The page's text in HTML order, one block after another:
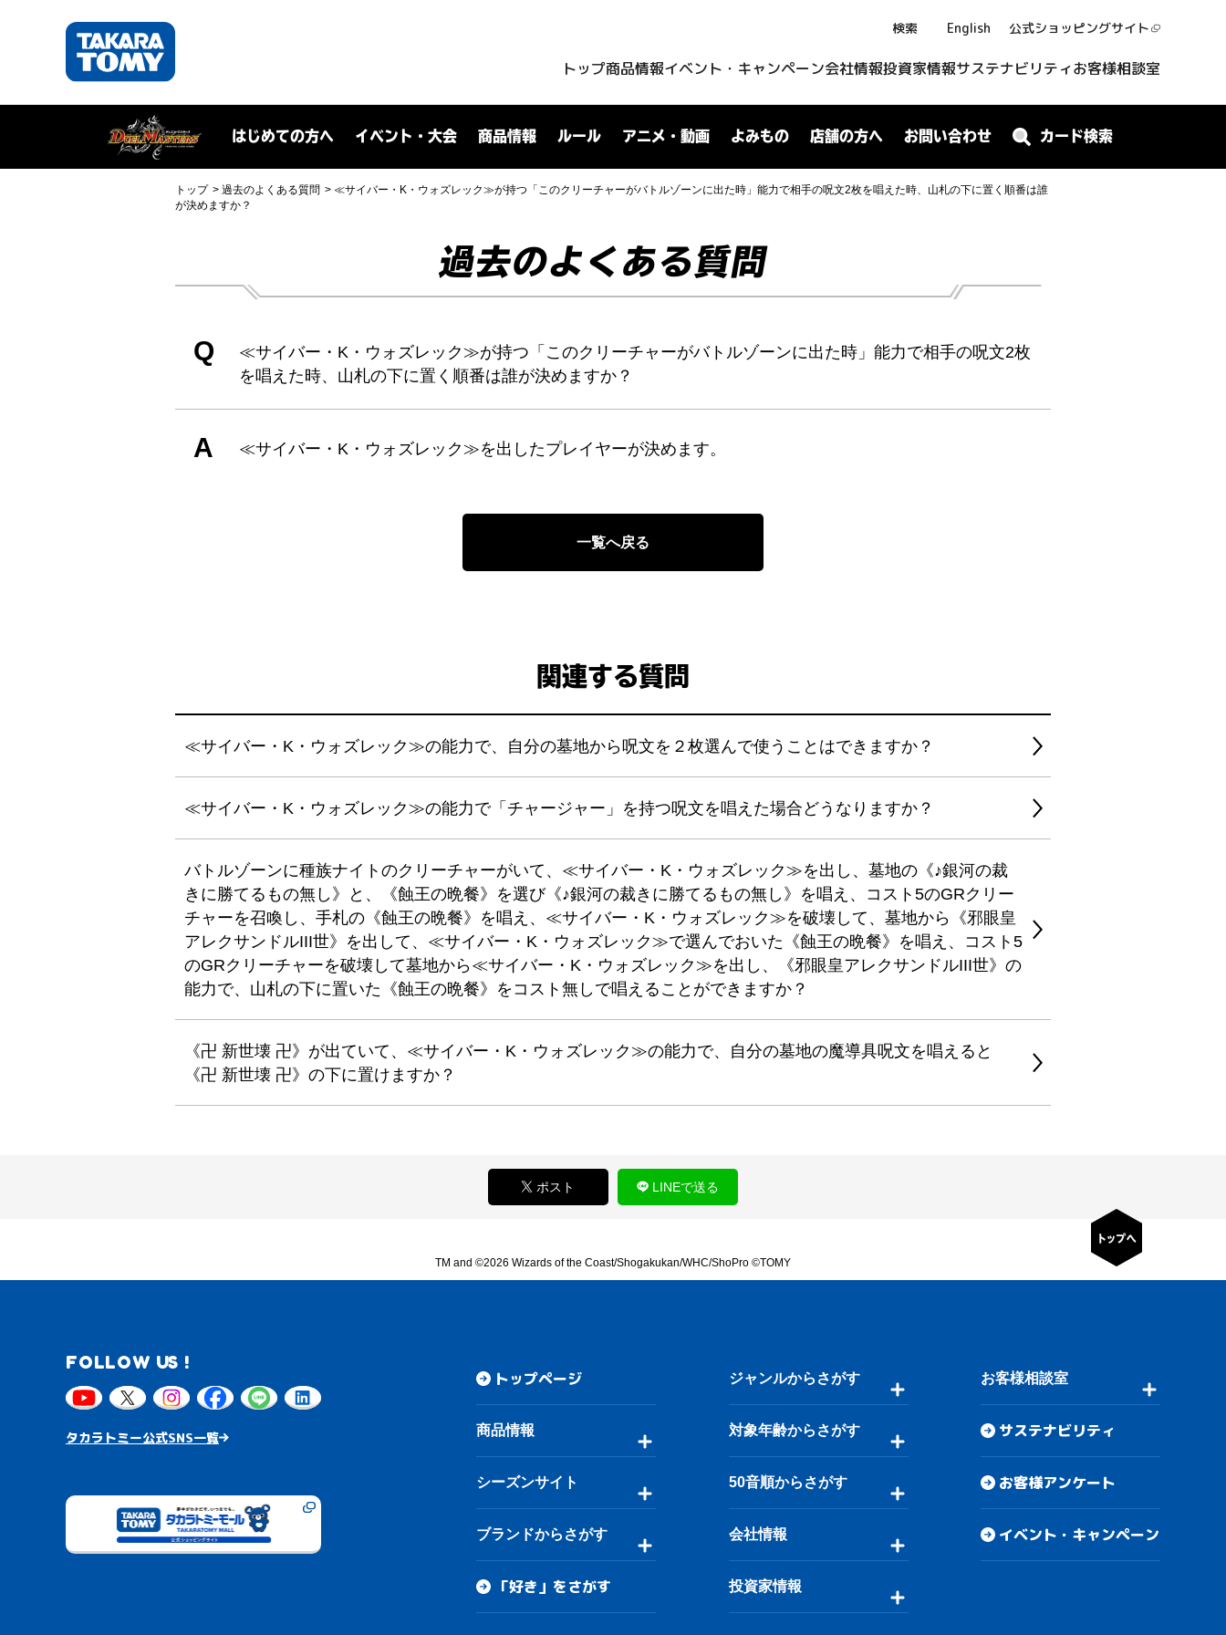
検索 English 公式ショッピングサイト
トップ商品情報イベント・キャンペーン会社情報投資家情報サステナビリティお客様相談室
はじめての方へ イベント・大会 商品情報 ルール アニメ・動画 よみもの 店舗の方へ お問い合わせ カード検索
トップ 過去のよくある質問
≪サイバー・K・ウォズレック≫が持つ「このクリーチャーがバトルゾーンに出た時」能力で相手の呪文2枚を唱えた時、山札の下に置く順番は誰
が決めますか？
過去のよくある質問
Q
≪サイバー・K・ウォズレック≫が持つ「このクリーチャーがバトルゾーンに出た時」能力で相手の呪文2枚
を唱えた時、山札の下に置く順番は誰が決めますか？
A ≪サイバー・K・ウォズレック≫を出したプレイヤーが決めます。
一覧へ戻る
関連する質問
≪サイバー・K・ウォズレック≫の能力で、自分の墓地から呪文を２枚選んで使うことはできますか？
≪サイバー・K・ウォズレック≫の能力で「チャージャー」を持つ呪文を唱えた場合どうなりますか？
バトルゾーンに種族ナイトのクリーチャーがいて、≪サイバー・K・ウォズレック≫を出し、墓地の《♪銀河の裁
きに勝てるもの無し》と、《蝕王の晩餐》を選び《♪銀河の裁きに勝てるもの無し》を唱え、コスト5のGRクリー
チャーを召喚し、手札の《蝕王の晩餐》を唱え、≪サイバー・K・ウォズレック≫を破壊して、墓地から《邪眼皇
アレクサンドルIII世》を出して、≪サイバー・K・ウォズレック≫で選んでおいた《蝕王の晩餐》を唱え、コスト5
のGRクリーチャーを破壊して墓地から≪サイバー・K・ウォズレック≫を出し、《邪眼皇アレクサンドルIII世》の
能力で、山札の下に置いた《蝕王の晩餐》をコスト無しで唱えることができますか？
《卍 新世壊 卍》が出ていて、≪サイバー・K・ウォズレック≫の能力で、自分の墓地の魔導具呪文を唱えると
《卍 新世壊 卍》の下に置けますか？
ポスト LINEで送る
TM and ©2026 Wizards of the Coast/Shogakukan/WHC/ShoPro ©TOMY
FOLLOW US !
タカラトミー公式SNS一覧
トップページ
商品情報
シーズンサイト
ブランドからさがす
「好き」をさがす
ジャンルからさがす
対象年齢からさがす
50音順からさがす
会社情報
投資家情報
お客様相談室
サステナビリティ
お客様アンケート
イベント・キャンペーン